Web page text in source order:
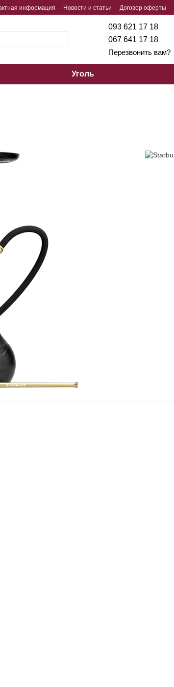
информация Новости и статьи
Договор оферты
093 621 17 18
067 641 17 18
Перезвонить вам?
Уголь